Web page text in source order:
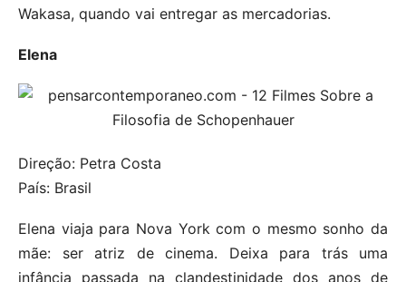
Wakasa, quando vai entregar as mercadorias.
Elena
Direção: Petra Costa
País: Brasil
Elena viaja para Nova York com o mesmo sonho da
mãe: ser atriz de cinema. Deixa para trás uma
infância passada na clandestinidade dos anos de